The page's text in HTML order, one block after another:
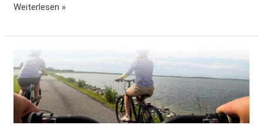
Weiterlesen »
Radfahren
&
Weser-
Radweg